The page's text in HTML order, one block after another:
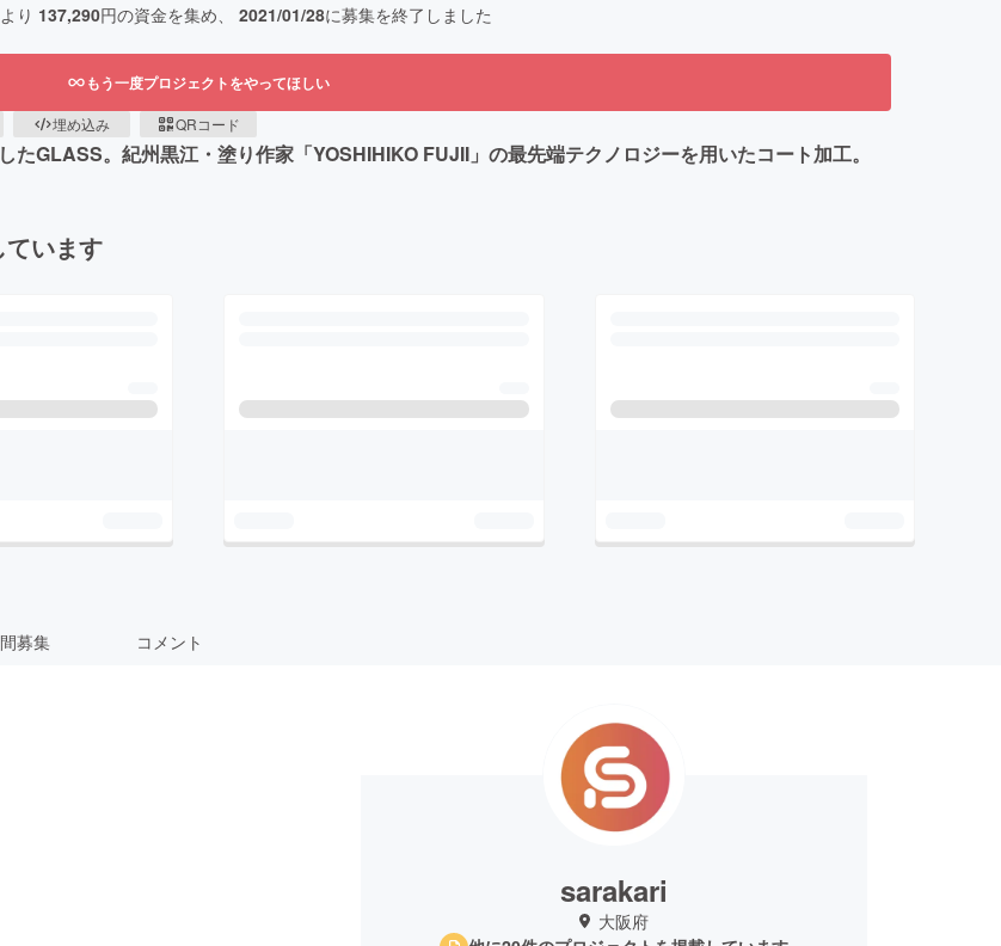
り 137,290円の資金を集め、 2021/01/28に募集を終了しました
もう一度プロジェクトをやってほしい
埋め込み QRコード
GLASS。紀州黒江・塗り作家「YOSHIHIKO FUJII」の最先端テクノロジーを用いたコート加工。
います
募集 コメント
sarakari
大阪府